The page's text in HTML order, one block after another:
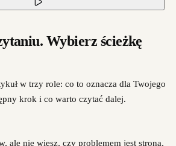
Wybierz ścieżkę
w trzy role: co to oznacza dla Twojego
krok i co warto czytać dalej.
ale nie wiesz, czy problemem jest strona,